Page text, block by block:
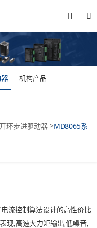


机构产品
环步进驱动器>MD8065系
流控制算法设计的高性价比
现,高速大力矩输出,低噪音,